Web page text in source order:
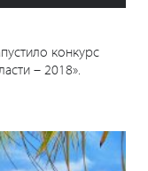
конкурс
– 2018».